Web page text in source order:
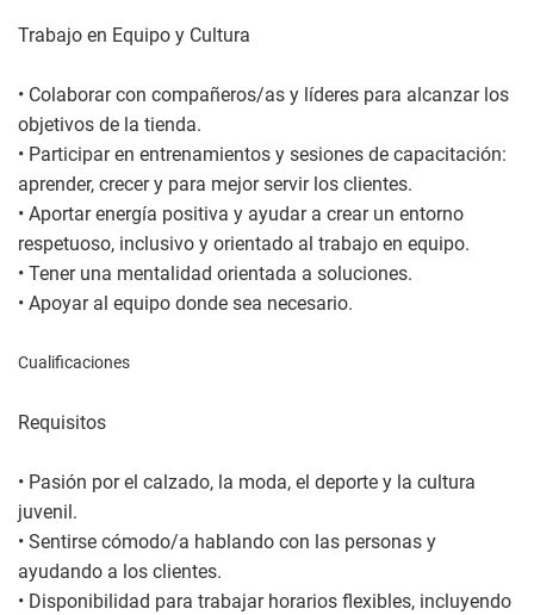
Trabajo en Equipo y Cultura
• Colaborar con compañeros/as y líderes para alcanzar los
objetivos de la tienda.
• Participar en entrenamientos y sesiones de capacitación:
aprender, crecer y para mejor servir los clientes.
• Aportar energía positiva y ayudar a crear un entorno
respetuoso, inclusivo y orientado al trabajo en equipo.
• Tener una mentalidad orientada a soluciones.
• Apoyar al equipo donde sea necesario.
Cualificaciones
Requisitos
• Pasión por el calzado, la moda, el deporte y la cultura
juvenil.
• Sentirse cómodo/a hablando con las personas y
ayudando a los clientes.
• Disponibilidad para trabajar horarios flexibles, incluyendo